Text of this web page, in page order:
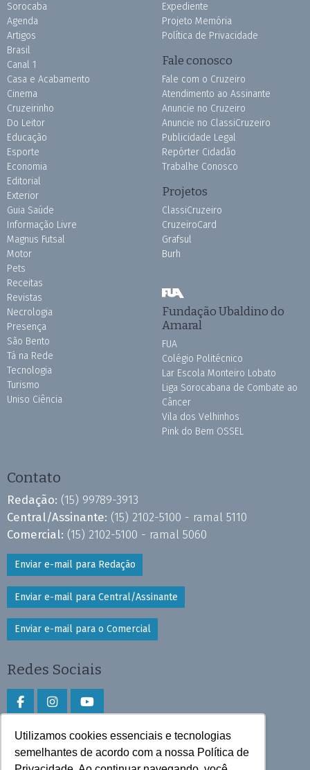
Utilizamos cookies essenciais e tecnologias
semelhantes de acordo com a nossa Política de
Sorocaba
Agenda
Artigos
Brasil
Canal 1
Casa e Acabamento
Cinema
Cruzeirinho
Do Leitor
Educação
Esporte
Economia
Editorial
Exterior
Guia Saúde
Informação Livre
Magnus Futsal
Motor
Pets
Receitas
Revistas
Necrologia
Presença
São Bento
Tá na Rede
Tecnologia
Turismo
Uniso Ciência
Expediente
Projeto Memória
Política de Privacidade
Fale conosco
Fale com o Cruzeiro
Atendimento ao Assinante
Anuncie no Cruzeiro
Anuncie no ClassiCruzeiro
Publicidade Legal
Repórter Cidadão
Trabalhe Conosco
Projetos
ClassiCruzeiro
CruzeiroCard
Grafsul
Burh
Fundação Ubaldino do
Amaral
FUA
Colégio Politécnico
Lar Escola Monteiro Lobato
Liga Sorocabana de Combate ao
Câncer
Vila dos Velhinhos
Pink do Bem OSSEL
Contato
Redação: (15) 99789-3913
Central/Assinante: (15) 2102-5100 - ramal 5110
Comercial: (15) 2102-5100 - ramal 5060
Enviar e-mail para Redação
Enviar e-mail para Central/Assinante
Enviar e-mail para o Comercial
Redes Sociais
Faça download do aplicativo